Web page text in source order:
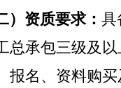
）资质要求：具
总承包三级及以
报名、资料购